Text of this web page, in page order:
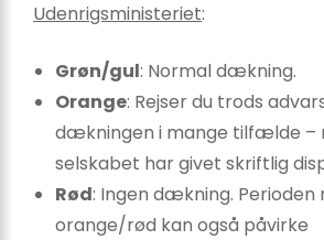
Udenrigsministeriet:
Grøn/gul: Normal dækning.
Orange: Rejser du trods
dækningen i mange tilfælde –
selskabet har givet skriftlig
Rød: Ingen dækning. Perioden
orange/rød kan også påvirke